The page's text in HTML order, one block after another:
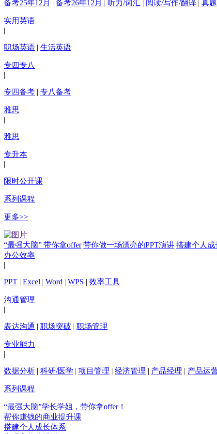
备考25年12月 | 备考26年12月 | 听力/词汇 | 阅读/写作/翻译 | 真
实用英语
|
职场英语 | 生活英语
专四专八
|
专四备考 | 专八备考
雅思
|
雅思
专升本
|
限时公开课
系列课程
更多>>
“最强大脑” 带你拿offer 带你做一场漂亮的PPT演讲 搭建个人成
办公效率
|
PPT | Excel | Word | WPS | 效率工具
沟通管理
|
表达沟通 | 职场突破 | 职场管理
专业能力
|
数据分析 | 科研/医学 | 项目管理 | 经济管理 | 产品经理 | 产品运
系列课程
“最强大脑”学长学姐，带你拿offer！
帮你赚钱的商业提升课
搭建个人成长体系